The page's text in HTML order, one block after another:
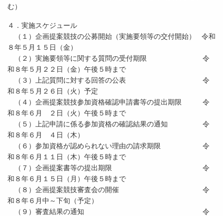
む）
４．実施スケジュール
（１）企画提案競技の公募開始（実施要領等の交付開始） 令和
８年５月１５日（金）
（２）実施要領等に関する質問の受付期限 令
和８年５月２２日（金）午後５時まで
（３）上記質問に対する回答の公表 令
和８年５月２６日（火）予定
（４）企画提案競技参加資格確認申請書等の提出期限 令
和８年６月 ２日（火）午後５時まで
（５）上記申請に係る参加資格の確認結果の通知 令
和８年６月 ４日（木）
（６）参加資格が認められない理由の請求期限 令
和８年６月１１日（木）午後５時まで
（７）企画提案書等の提出期限 令
和８年６月１５日（月）午後５時まで
（８）企画提案競技審査会の開催 令
和８年６月中～下旬（予定）
（９）審査結果の通知 令